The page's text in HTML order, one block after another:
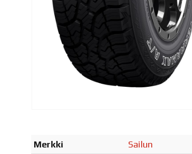
Merkki
Sailun